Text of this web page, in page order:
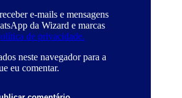
e-mails e mensagens
da Wizard e marcas
de privacidade.
neste navegador para a
eu comentar.